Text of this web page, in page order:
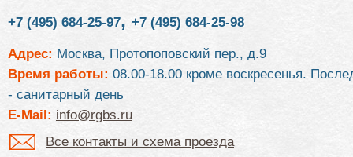
+7 (495) 684-25-97, +7 (495) 684-25-98
Адрес: Москва, Протопоповский пер., д.9
Время работы: 08.00-18.00 кроме воскресенья.
- санитарный день
E-Mail: info@rgbs.ru
Все контакты и схема проезда